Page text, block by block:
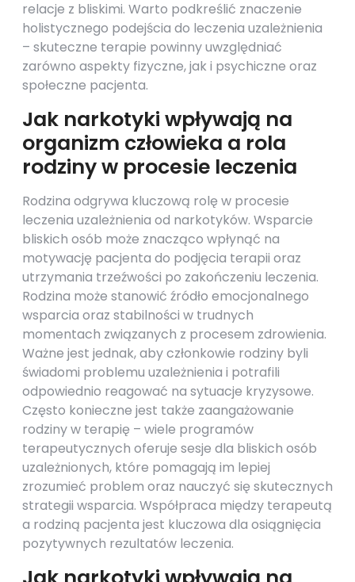
relacje z bliskimi. Warto podkreślić znaczenie
holistycznego podejścia do leczenia uzależnienia
– skuteczne terapie powinny uwzględniać
zarówno aspekty fizyczne, jak i psychiczne oraz
społeczne pacjenta.
Jak narkotyki wpływają na
organizm człowieka a rola
rodziny w procesie leczenia
Rodzina odgrywa kluczową rolę w procesie
leczenia uzależnienia od narkotyków. Wsparcie
bliskich osób może znacząco wpłynąć na
motywację pacjenta do podjęcia terapii oraz
utrzymania trzeźwości po zakończeniu leczenia.
Rodzina może stanowić źródło emocjonalnego
wsparcia oraz stabilności w trudnych
momentach związanych z procesem zdrowienia.
Ważne jest jednak, aby członkowie rodziny byli
świadomi problemu uzależnienia i potrafili
odpowiednio reagować na sytuacje kryzysowe.
Często konieczne jest także zaangażowanie
rodziny w terapię – wiele programów
terapeutycznych oferuje sesje dla bliskich osób
uzależnionych, które pomagają im lepiej
zrozumieć problem oraz nauczyć się skutecznych
strategii wsparcia. Współpraca między terapeutą
a rodziną pacjenta jest kluczowa dla osiągnięcia
pozytywnych rezultatów leczenia.